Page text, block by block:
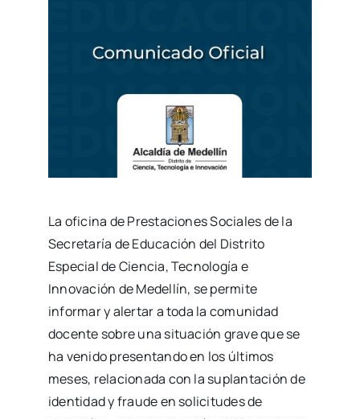
La oficina de Prestaciones Sociales de la
Secretaría de Educación del Distrito
Especial de Ciencia, Tecnología e
Innovación de Medellín, se permite
informar y alertar a toda la comunidad
docente sobre una situación grave que se
ha venido presentando en los últimos
meses, relacionada con la suplantación de
identidad y fraude en solicitudes de